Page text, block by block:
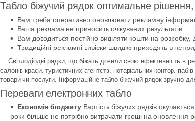
Табло біжучий рядок оптимальне
Вам треба оперативно оновлювати рекламну
Ваша реклама не приносить очікуваних результатів.
Вам доводиться постійно виділяти кошти на
Традиційні рекламні вивіски швидко приходять в
Світлодіодні рядки, що біжать довели свою ефективність в
салонів краси, туристичних агентств, нотаріальних контор,
товари чи послуги. Інформаційне табло біжучий рядок зручно
Переваги електронних табло
Економія бюджету Вартість біжучих рядків
роки більше не потрібно витрачати гроші на оновлення